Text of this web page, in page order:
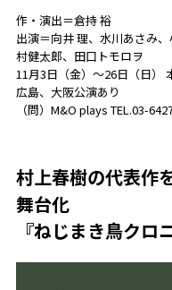
作・演出＝倉持 裕
出演＝向井 理、水川あさみ
村健太郎、田口トモロヲ
11月3日（金）～26日（日）
広島、大阪公演あり
（問）M&O plays TEL.03-
村上春樹の代表作
舞台化
『ねじまき鳥クロ